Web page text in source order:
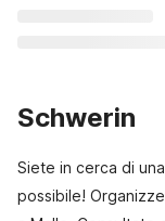
Schwerin
Siete in cerca di
possibile!